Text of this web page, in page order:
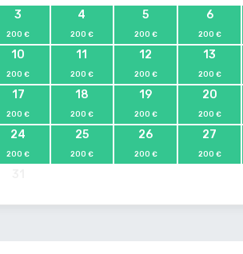
3
200 €
4
200 €
5
200 €
6
200 €
10
200 €
11
200 €
12
200 €
13
200 €
17
200 €
18
200 €
19
200 €
20
200 €
24
200 €
25
200 €
26
200 €
27
200 €